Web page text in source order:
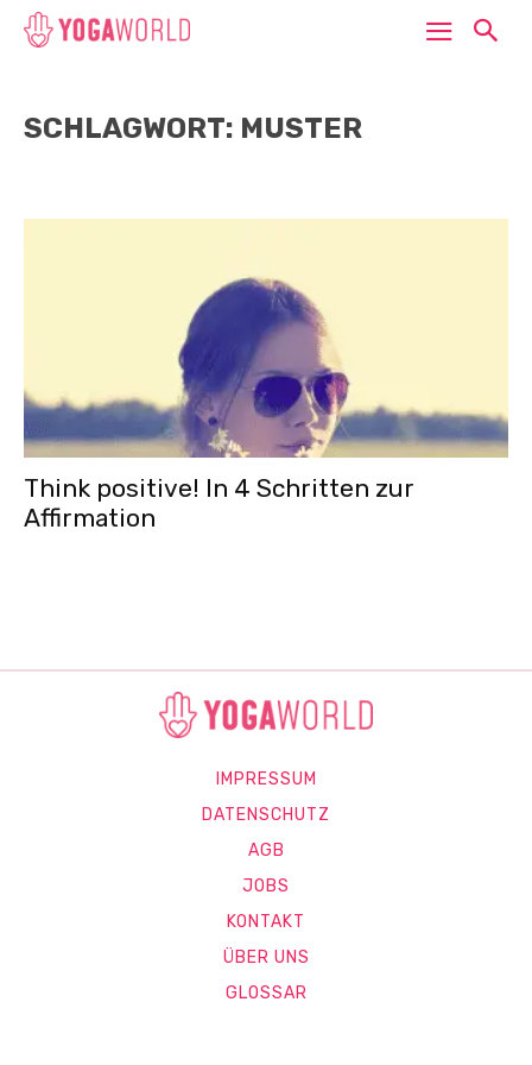
SCHLAGWORT: MUSTER
Think positive! In 4 Schritten zur
Affirmation
IMPRESSUM
DATENSCHUTZ
AGB
JOBS
KONTAKT
ÜBER UNS
GLOSSAR